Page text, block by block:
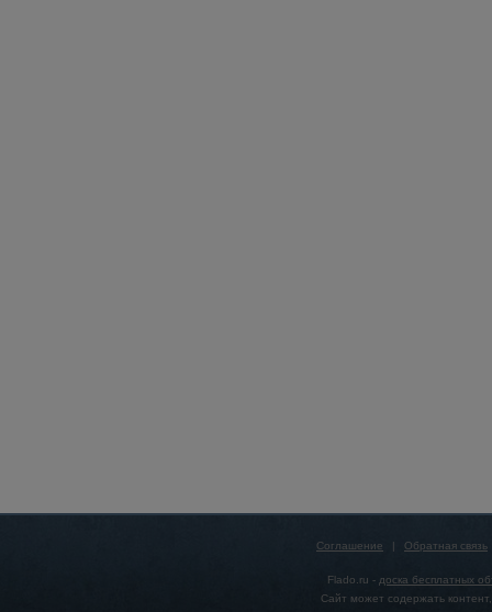
Соглашение | Обратная связь
Flado.ru - доска бесплатных
Сайт может содержать